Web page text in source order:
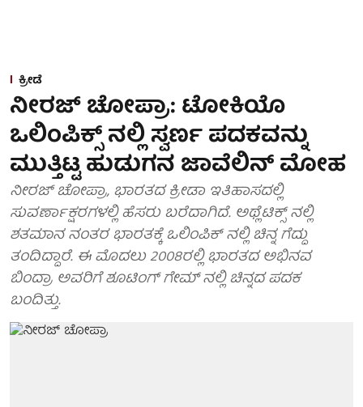
ಕ್ರೀಡೆ
ನೀರಜ್ ಚೋಪ್ರಾ: ಟೋಕಿಯೊ
ಒಲಿಂಪಿಕ್ಸ್ ನಲ್ಲಿ ಸ್ವರ್ಣ ಪದಕವನ್ನು
ಮುತ್ತಿಟ್ಟ ಹುಡುಗನ ಜಾವೆಲಿನ್ ಮೋಹ
ನೀರಜ್ ಚೋಪ್ರಾ, ಭಾರತದ ಕ್ರೀಡಾ ಇತಿಹಾಸದಲ್ಲಿ
ಸುವರ್ಣಾಕ್ಷರಗಳಲ್ಲಿ ಹೆಸರು ಬರೆದಾಗಿದೆ. ಅಥ್ಲೆಟಿಕ್ಸ್ ನಲ್ಲಿ
ಶತಮಾನ ನಂತರ ಭಾರತಕ್ಕೆ ಒಲಿಂಪಿಕ್ ನಲ್ಲಿ ಚಿನ್ನ ಗೆದ್ದು
ತಂದಿದ್ದಾರೆ. ಈ ಮೊದಲು 2008ರಲ್ಲಿ ಭಾರತದ ಅಭಿನವ
ಬಿಂದ್ರಾ ಅವರಿಗೆ ಶೂಟಿಂಗ್ ಗೇಮ್ ನಲ್ಲಿ ಚಿನ್ನದ ಪದಕ
ಬಂದಿತ್ತು.